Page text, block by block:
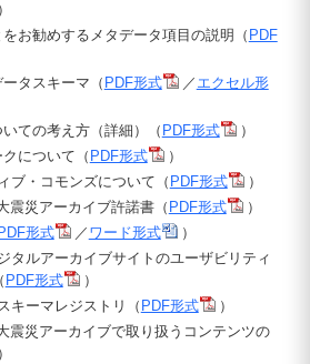
）
お勧めするメタデータ項目の説明（ PDF
タスキーマ（ PDF形式 ／ エクセル形
ての考え方（詳細）（ PDF形式
）
について（ PDF形式
）
ブ・コモンズについて（ PDF形式
）
震災アーカイブ許諾書（ PDF形式
）
PDF形式 ／ ワード形式
）
タルアーカイブサイトのユーザビリティ
PDF形式
）
キーマレジストリ（ PDF形式
）
震災アーカイブで取り扱うコンテンツの
）